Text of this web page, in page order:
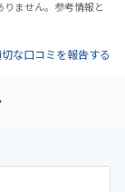
ません。参考情報と
な口コミを報告する